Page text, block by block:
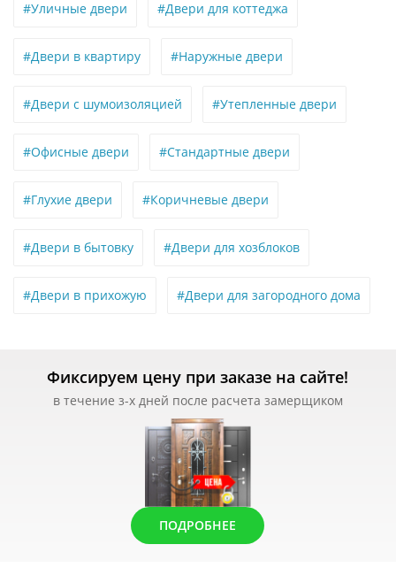
#Уличные двери #Двери для коттеджа
#Двери в квартиру #Наружные двери
#Двери с шумоизоляцией #Утепленные двери
#Офисные двери #Стандартные двери
#Глухие двери #Коричневые двери
#Двери в бытовку #Двери для хозблоков
#Двери в прихожую #Двери для загородного дома
Фиксируем цену при заказе на сайте!
в течение з-х дней после расчета замерщиком
ПОДРОБНЕЕ